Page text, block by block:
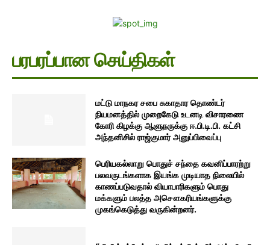
பரபரப்பான செய்திகள்
மட்டு மாநகர சபை சுகாதார தொண்டர்
நியமனத்தில் முறைகேடு உடனடி விசாரணை
கோரி கிழக்கு ஆளுநருக்கு ஈ.பி.டி.பி. கட்சி
அந்தனிசில் ராஜ்குமார் அனுப்பிவைப்பு
பெரியகல்லாறு பொதுச் சந்தை கவனிப்பாரற்று
பலவருடங்களாக இயங்க முடியாத நிலையில்
காணப்படுவதால் வியாபாரிகளும் பொது
மக்களும் பலத்த அசௌகரியங்களுக்கு
முகங்கெடுத்து வருகின்றனர்.